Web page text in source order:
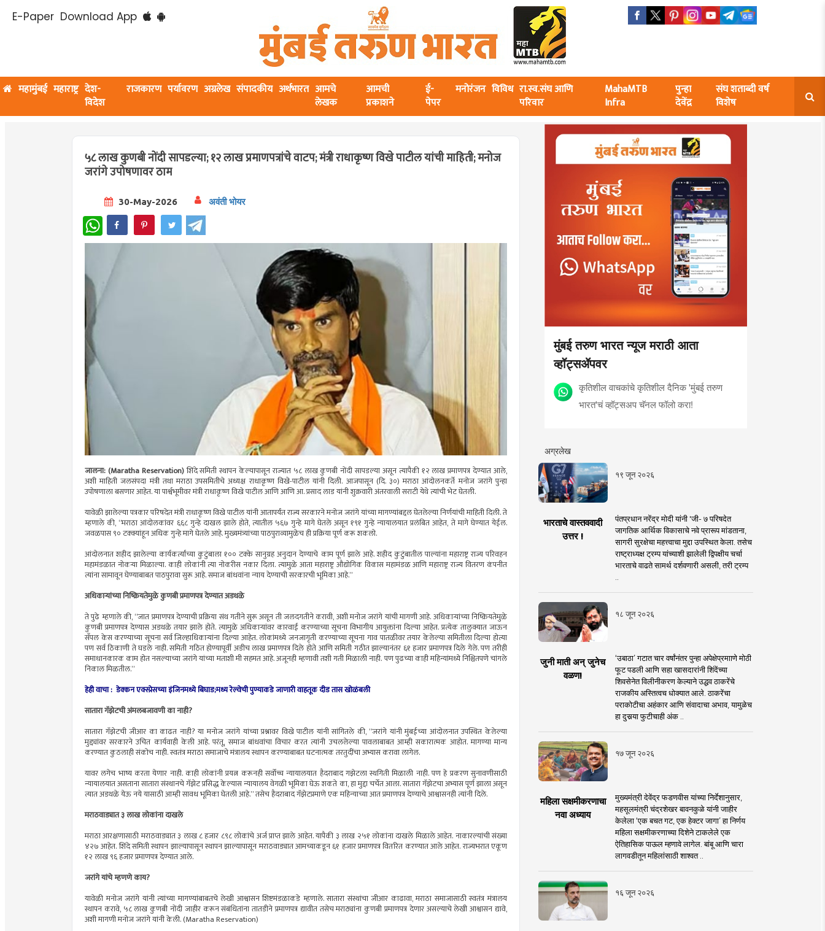
E-Paper Download App
महामुंबई महाराष्ट्र देश-
विदेश
राजकारण पर्यावरण अग्रलेख संपादकीय अर्थभारत आमचे
लेखक
आमची
प्रकाशने
ई-
पेपर
मनोरंजन विविध रा.स्व.संघ आणि
परिवार
MahaMTB
Infra
पुन्हा
देवेंद्र
संघ शताब्दी वर्ष
विशेष
५८ लाख कुणबी नोंदी सापडल्या; १२ लाख प्रमाणपत्रांचे वाटप; मंत्री राधाकृष्ण विखे पाटील यांची माहिती; मनोज
जरांगे उपोषणावर ठाम
30-May-2026 अवंती भोयर
WhatsApp
जालना: (Maratha Reservation)शिंदे समिती स्थापन केल्यापासून राज्यात ५८ लाख कुणबी नोंदी सापडल्या असून त्यापैकी १२ लाख प्रमाणपत्र देण्यात आले,
अशी माहिती जलसंपदा मंत्री तथा मराठा उपसमितीचे अध्यक्ष राधाकृष्ण विखे-पाटील यांनी दिली. आजपासून (दि. ३०) मराठा आंदोलनकर्ते मनोज जरांगे पुन्हा
उपोषणाला बसणार आहेत. या पार्श्वभूमीवर मंत्री राधाकृष्ण विखे पाटील आणि आणि आ. प्रसाद लाड यांनी शुक्रवारी अंतरवाली सराटी येथे त्यांची भेट घेतली.
यावेळी झालेल्या पत्रकार परिषदेत मंत्री राधाकृष्ण विखे पाटील यांनी आतापर्यंत राज्य सरकारने मनोज जरांगे यांच्या मागण्यांबद्दल घेतलेल्या निर्णयांची माहिती दिली. ते
म्हणाले की, “मराठा आंदोलकांवर ६६८ गुन्हे दाखल झाले होते, त्यातील ५६७ गुन्हे मागे घेतले असून १९१ गुन्हे न्यायालयात प्रलंबित आहेत, ते मागे घेण्यात येईल.
जवळपास ९० टक्क्यांहून अधिक गुन्हे मागे घेतले आहे. मुख्यमंत्र्यांच्या पाठपुराव्यामुळेच ही प्रक्रिया पूर्ण करू शकलो.
आंदोलनात शहीद झालेल्या कार्यकर्त्यांच्या कुटुंबाला १०० टक्के सानुग्रह अनुदान देण्याचे काम पूर्ण झाले आहे. शहीद कुटुंबातील पाल्यांना महाराष्ट्र राज्य परिवहन
महामंडळात नोकऱ्या मिळाल्या. काही लोकांनी त्या नोकरीस नकार दिला. त्यामुळे आता महाराष्ट्र औद्योगिक विकास महामंडळ आणि महाराष्ट्र राज्य वितरण कंपनीत
त्यांना सामावून घेण्याबाबत पाठपुरावा सुरू आहे. समाज बांधवांना न्याय देण्याची सरकारची भूमिका आहे.”
अधिकाऱ्यांच्या निष्क्रियतेमुळे कुणबी प्रमाणपत्र देण्यात अडथळे
ते पुढे म्हणाले की, “जात प्रमाणपत्र देण्याची प्रक्रिया संथ गतीने सुरू असून ती जलदगतीने करावी, अशी मनोज जरांगे यांची मागणी आहे. अधिकाऱ्यांच्या निष्क्रियतेमुळे
कुणबी प्रमाणपत्र देण्यास अडथळे तयार झाले होते. त्यामुळे अधिकाऱ्यांवर कारवाई करण्याच्या सूचना विभागीय आयुक्तांना दिल्या आहेत. प्रत्येक तालुक्यात जाऊन
सँपल केस करण्याच्या सूचना सर्व जिल्हाधिकाऱ्यांना दिल्या आहेत. लोकांमध्ये जनजागृती करण्याच्या सूचना गाव पातळीवर तयार केलेल्या समितीला दिल्या होत्या
पण सर्व ठिकाणी ते घडले नाही. समिती गठित होण्यापूर्वी अडीच लाख प्रमाणपत्र दिले होते आणि समिती गठीत झाल्यानंतर ६१ हजार प्रमाणपत्र दिले गेले. पण तरीही
समाधानकारक काम होत नसल्याच्या जरांगे यांच्या मताशी मी सहमत आहे. अजूनही म्हणावी तशी गती मिळाली नाही. पण पुढच्या काही महिन्यांमध्ये निश्चितपणे चांगले
निकाल मिळतील.”
हेही वाचा : डेक्कन एक्स्प्रेसच्या इंजिनमध्ये बिघाड;मध्य रेल्वेची पुण्याकडे जाणारी वाहतूक दीड तास खोळंबली
सातारा गॅझेटची अंमलबजावणी का नाही?
सातारा गॅझेटची जीआर का काढत नाही? या मनोज जरांगे यांच्या प्रश्नावर विखे पाटील यांनी सांगितले की, “जरांगे यांनी मुंबईच्या आंदोलनात उपस्थित केलेल्या
मुद्द्यांवर सरकारने उचित कार्यवाही केली आहे. परंतू, समाज बांधवांचा विचार करत त्यांनी उचललेल्या पावलाबाबत आम्ही सकारात्मक आहोत. मागण्या मान्य
करण्यात कुठलाही संकोच नाही. स्वतंत्र मराठा समाजाचे मंत्रालय स्थापन करण्याबाबत घटनात्मक तरतुदींचा अभ्यास करावा लागेल.
यावर लगेच भाष्य करता येणार नाही. काही लोकांनी प्रयत्न करूनही सर्वोच्च न्यायालयात हैदराबाद गझेटला स्थगिती मिळाली नाही. पण हे प्रकरण सुनावणीसाठी
न्यायालयात असताना सातारा संस्थानचे गॅझेट प्रसिद्ध केल्यास न्यायालय वेगळी भूमिका घेऊ शकते का, हा मुद्दा चर्चेत आला. सातारा गॅझेटचा अभ्यास पूर्ण झाला असून
त्यात अडथळे येऊ नये यासाठी आम्ही सावध भूमिका घेतली आहे.” तसेच हैदराबाद गॅझेटप्रमाणे एक महिन्याच्या आत प्रमाणपत्र देण्याचे आश्वासनही त्यांनी दिले.
मराठवाड्यात ३ लाख लोकांना दाखले
मराठा आरक्षणासाठी मराठवाड्यात ३ लाख ८ हजार ८९८ लोकांचे अर्ज प्राप्त झाले आहेत. यापैकी ३ लाख २५१ लोकांना दाखले मिळाले आहेत. नाकारल्यांची संख्या
४२७ आहेत. शिंदे समिती स्थापन झाल्यापासून स्थापन झाल्यापासून मराठवाड्यात आमच्याकडून ६१ हजार प्रमाणपत्र वितरित करण्यात आले आहेत. राज्यभरात एकूण
१२ लाख ९६ हजार प्रमाणपत्र देण्यात आले.
जरांगे यांचे म्हणणे काय?
यावेळी मनोज जरांगे यांनी त्यांच्या मागण्यांबाबतचे लेखी आश्वासन शिष्टमंडळाकडे म्हणाले. सातारा संस्थांचा जीआर काढावा, मराठा समाजासाठी स्वतंत्र मंत्रालय
स्थापन करावे, ५८ लाख कुणबी नोंदी जाहीर करून संबंधितांना तातडीने प्रमाणपत्र द्यावीत तसेच मराठ्यांना कुणबी प्रमाणपत्र देणार असल्याचे लेखी आश्वासन द्यावे,
अशी मागणी मनोज जरांगे यांनी केली. (Maratha Reservation)
मुंबई तरुण भारत न्यूज मराठी आता
व्हॉट्सॲपवर
कृतिशील वाचकांचे कृतिशील दैनिक 'मुंबई तरुण
भारत'चं व्हॉट्सअप चॅनल फॉलो करा!
अग्रलेख
१९ जून २०२६
भारताचे वास्तववादी
उत्तर !
पंतप्रधान नरेंद्र मोदी यांनी 'जी- ७ परिषदेत
जागतिक आर्थिक विकासाचे नवे प्रारूप मांडताना,
सागरी सुरक्षेचा महत्त्वाचा मुद्दा उपस्थित केला. तसेच
राष्ट्राध्यक्ष ट्रम्प यांच्याशी झालेली द्विपक्षीय चर्चा
भारताचे वाढते सामर्थ दर्शवणारी असली, तरी ट्रम्प
१८ जून २०२६
जुनी माती अन् जुनेच
वळण!
‘उबाठा’ गटात चार वर्षांनंतर पुन्हा अपेक्षेप्रमााणे मोठी
फूट पडली आणि सहा खासदारांनी शिंदेंच्या
शिवसेनेत विलीनीकरण केल्याने उद्धव ठाकरेंचे
राजकीय अस्तित्वच धोक्यात आले. ठाकरेंचा
पराकोटीचा अहंकार आणि संवादाचा अभाव, यामुळेच
हा दुसर्‍या फुटीचाही अंक ..
१७ जून २०२६
महिला सक्षमीकरणाचा
नवा अध्याय
मुख्यमंत्री देवेंद्र फडणवीस यांच्या निर्देशानुसार,
महसूलमंत्री चंद्रशेखर बावनकुळे यांनी जाहीर
केलेला ‘एक बचत गट, एक हेक्टर जागा’ हा निर्णय
महिला सक्षमीकरणाच्या दिशेने टाकलेले एक
ऐतिहासिक पाऊल म्हणावे लागेल. बांबू आणि चारा
लागवडीतून महिलांसाठी शाश्वत ..
१६ जून २०२६